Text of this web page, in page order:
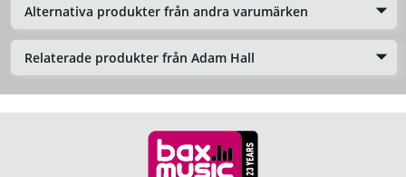
Alternativa produkter från andra varumärken
Relaterade produkter från Adam Hall